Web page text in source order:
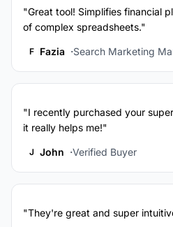
"Great tool! Simplifies financial
of complex spreadsheets."
F Fazia Search Marketing
"I recently purchased your
it really helps me!"
J John Verified Buyer
"They're great and super